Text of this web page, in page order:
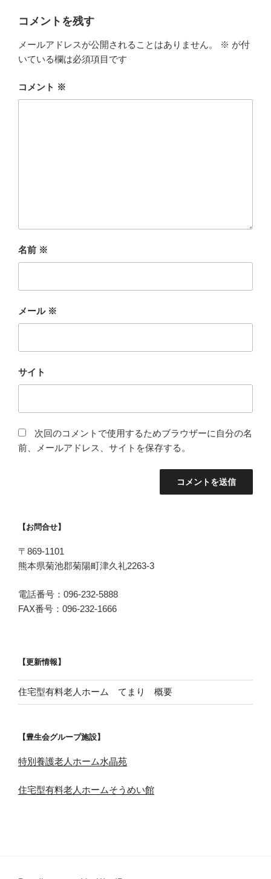
コメントを残す
メールアドレスが公開されることはありません。 ※ が付
いている欄は必須項目です
コメント ※
名前 ※
メール ※
サイト
次回のコメントで使用するためブラウザーに自分の名
前、メールアドレス、サイトを保存する。
【お問合せ】
〒869-1101
熊本県菊池郡菊陽町津久礼2263-3
電話番号：096-232-5888
FAX番号：096-232-1666
【更新情報】
住宅型有料老人ホーム てまり 概要
【豊生会グループ施設】
特別養護老人ホーム水晶苑
住宅型有料老人ホームそうめい館